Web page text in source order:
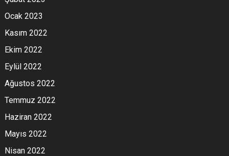
Ocak 2023
Kasım 2022
Ekim 2022
Eylül 2022
Ağustos 2022
Temmuz 2022
Haziran 2022
Mayıs 2022
Nisan 2022